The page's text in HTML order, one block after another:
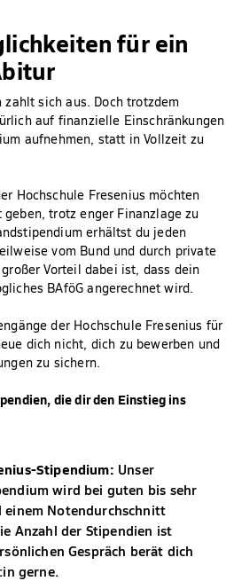
für ein
sich aus. Doch trotzdem
auf finanzielle Einschränkungen
aufnehmen, statt in Vollzeit zu
Hochschule Fresenius möchten
trotz enger Finanzlage zu
erhältst du jeden
vom Bund und durch private
Vorteil dabei ist, dass dein
BAföG angerechnet wird.
der Hochschule Fresenius für
dich nicht, dich zu bewerben und
zu sichern.
die dir den Einstieg ins
Stipendium: Unser
wird bei guten bis sehr
Notendurchschnitt
Anzahl der Stipendien ist
Gespräch berät dich
gerne.